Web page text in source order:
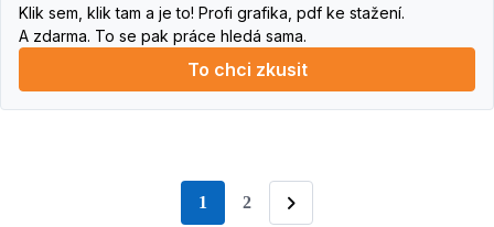
Klik sem, klik tam a je to! Profi grafika, pdf ke stažení.
A zdarma. To se pak práce hledá sama.
To chci zkusit
stránka
1 2
Následující